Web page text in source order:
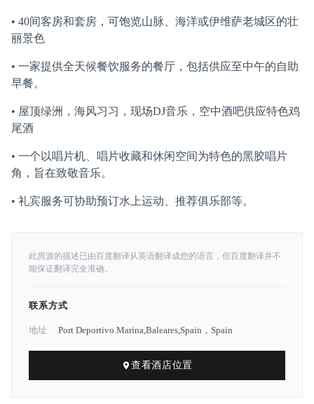
• 40间客房和套房，可饱览山脉、海洋或伊维萨老城区的壮
丽景色
• 一家提供全天候餐饮服务的餐厅，包括供应至中午的自助
早餐。
• 屋顶绿洲，海风习习，现场DJ音乐，空中酒吧供应特色鸡
尾酒
• 一个以唱片机、唱片收藏和休闲空间为特色的黑胶唱片
角，旨在致敬音乐。
• 礼宾服务可协助预订水上运动、推荐俱乐部等。
此房源的描述已由百度翻译从英语翻译成您的语言，但百度翻译并不
能保证翻译完全准确。
联系方式
地址 Port Deportivo Marina,Baleares,Spain，Spain
查看酒店位置